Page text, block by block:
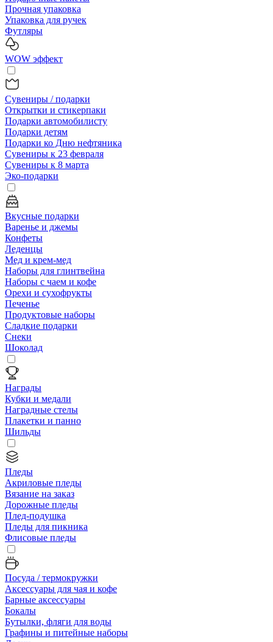
Прочная упаковка
Упаковка для ручек
Футляры
WOW эффект
Сувениры / подарки
Открытки и стикерпаки
Подарки автомобилисту
Подарки детям
Подарки ко Дню нефтяника
Сувениры к 23 февраля
Сувениры к 8 марта
Эко-подарки
Вкусные подарки
Варенье и джемы
Конфеты
Леденцы
Мед и крем-мед
Наборы для глинтвейна
Наборы с чаем и кофе
Орехи и сухофрукты
Печенье
Продуктовые наборы
Сладкие подарки
Снеки
Шоколад
Награды
Кубки и медали
Наградные стелы
Плакетки и панно
Шильды
Пледы
Акриловые пледы
Вязание на заказ
Дорожные пледы
Плед-подушка
Пледы для пикника
Флисовые пледы
Посуда / термокружки
Аксессуары для чая и кофе
Барные аксессуары
Бокалы
Бутылки, фляги для воды
Графины и питейные наборы